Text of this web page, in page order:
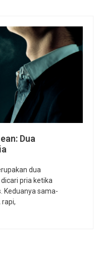
Dua
dua
pria ketika
Keduanya sama-